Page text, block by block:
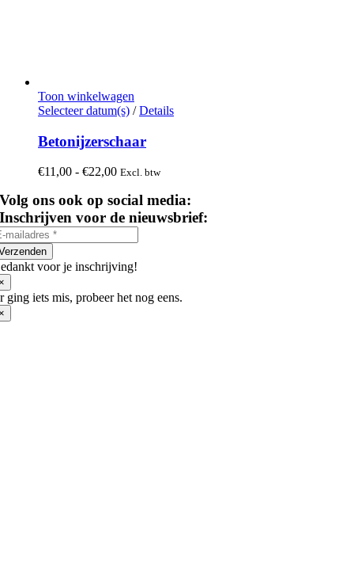
Toon winkelwagen
Selecteer datum(s) Dit
heeft
meerdere
variaties.
optie
kan
gekozen
de
/ Details
Betonijzerschaar
€11,00 - €22,00Prijsklasse:
tot
€22,00
Excl. btw
Volg ons ook op social media:
Inschrijven voor de nieuwsbrief:
voor je inschrijving!
ging iets mis, probeer het nog eens.